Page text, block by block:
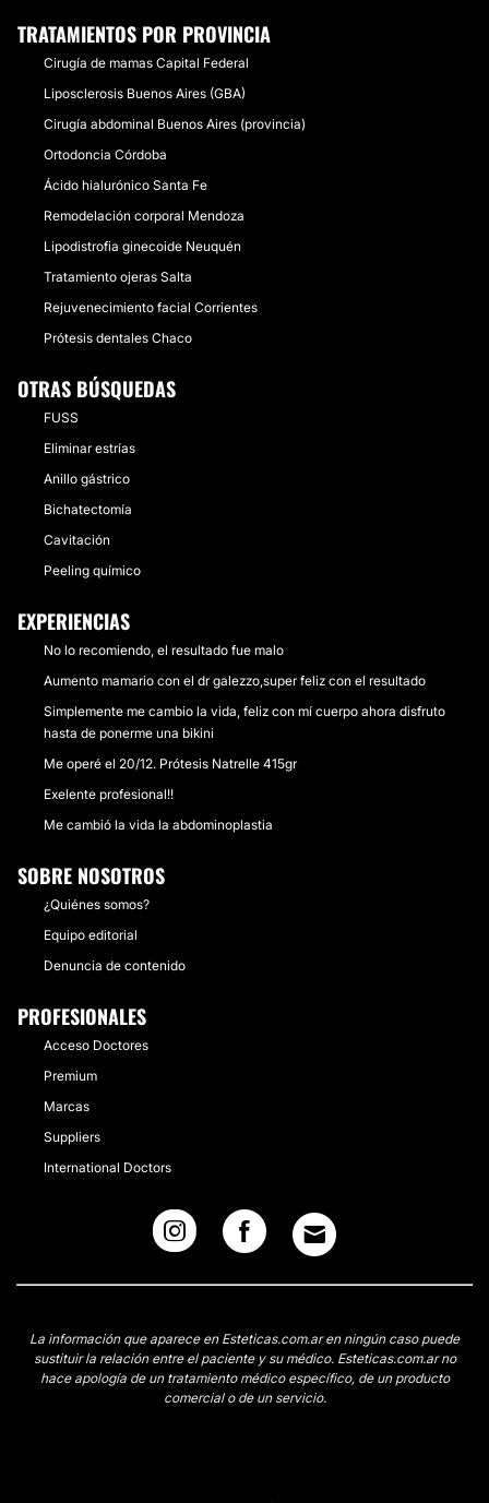
TRATAMIENTOS POR PROVINCIA
Cirugía de mamas Capital Federal
Liposclerosis Buenos Aires (GBA)
Cirugía abdominal Buenos Aires (provincia)
Ortodoncia Córdoba
Ácido hialurónico Santa Fe
Remodelación corporal Mendoza
Lipodistrofia ginecoide Neuquén
Tratamiento ojeras Salta
Rejuvenecimiento facial Corrientes
Prótesis dentales Chaco
OTRAS BÚSQUEDAS
FUSS
Eliminar estrías
Anillo gástrico
Bichatectomía
Cavitación
Peeling químico
EXPERIENCIAS
No lo recomiendo, el resultado fue malo
Aumento mamario con el dr galezzo,super feliz con el resultado
Simplemente me cambio la vida, feliz con mí cuerpo ahora disfruto
hasta de ponerme una bikini
Me operé el 20/12. Prótesis Natrelle 415gr
Exelente profesional!!
Me cambió la vida la abdominoplastia
SOBRE NOSOTROS
¿Quiénes somos?
Equipo editorial
Denuncia de contenido
PROFESIONALES
Acceso Doctores
Premium
Marcas
Suppliers
International Doctors
La información que aparece en Esteticas.com.ar en ningún caso puede
sustituir la relación entre el paciente y su médico. Esteticas.com.ar no
hace apología de un tratamiento médico específico, de un producto
comercial o de un servicio.